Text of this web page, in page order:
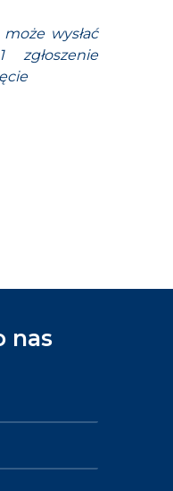
wysłać
nas